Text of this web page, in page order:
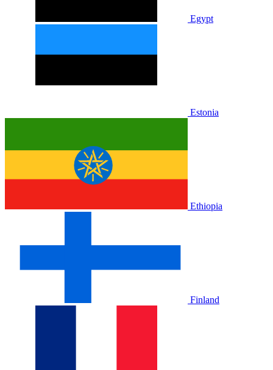
Egypt
Estonia
Ethiopia
Finland